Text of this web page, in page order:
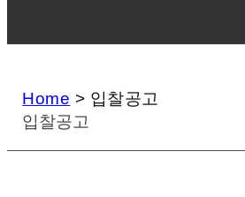
Home > 입찰공고
입찰공고